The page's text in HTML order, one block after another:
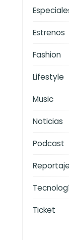
Estrenos
Fashion
Lifestyle
Music
Noticias
Podcast
Ticket